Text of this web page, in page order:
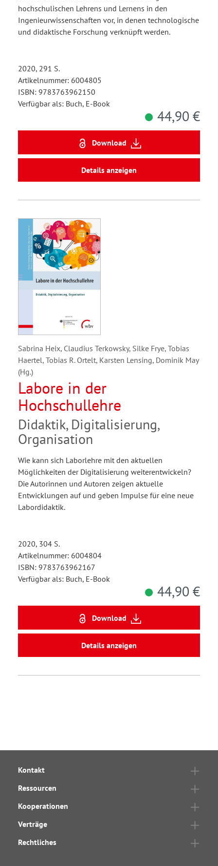
hochschulischen Lehrens und Lernens in den
Ingenieurwissenschaften vor, in denen technologische
und didaktische Forschung verknüpft werden.
2020, 291 S.
Artikelnummer: 6004805
ISBN: 9783763962150
Verfügbar als: Buch, E-Book
44,90 €
Download
Details anzeigen
Sabrina Heix, Claudius Terkowsky, Silke Frye, Tobias
Haertel, Tobias R. Ortelt, Karsten Lensing, Dominik May
(Hg.)
Labore in der
Hochschullehre
Didaktik, Digitalisierung,
Organisation
Wie kann sich Laborlehre mit den aktuellen
Möglichkeiten der Digitalisierung weiterentwickeln?
Die Autorinnen und Autoren zeigen aktuelle
Entwicklungen auf und geben Impulse für eine neue
Labordidaktik.
2020, 304 S.
Artikelnummer: 6004804
ISBN: 9783763962167
Verfügbar als: Buch, E-Book
44,90 €
Download
Details anzeigen
Kontakt
Ressourcen
Kooperationen
Verträge
Rechtliches